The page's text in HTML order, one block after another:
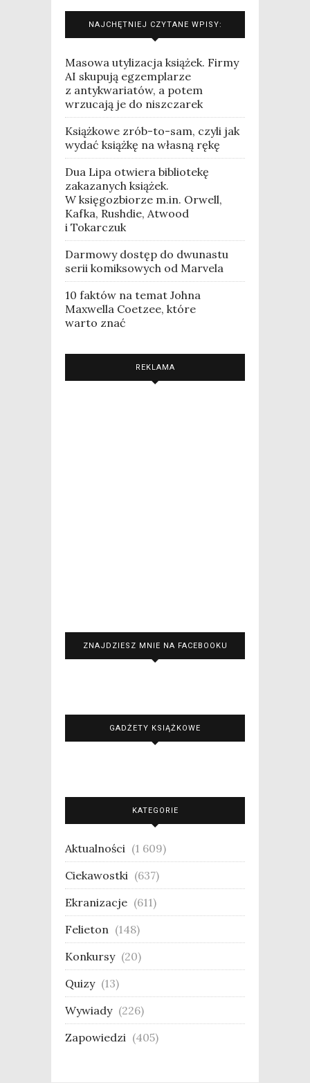
NAJCHĘTNIEJ CZYTANE WPISY:
Masowa utylizacja książek. Firmy
AI skupują egzemplarze
z antykwariatów, a potem
wrzucają je do niszczarek
Książkowe zrób-to-sam, czyli jak
wydać książkę na własną rękę
Dua Lipa otwiera bibliotekę
zakazanych książek.
W księgozbiorze m.in. Orwell,
Kafka, Rushdie, Atwood
i Tokarczuk
Darmowy dostęp do dwunastu
serii komiksowych od Marvela
10 faktów na temat Johna
Maxwella Coetzee, które
warto znać
REKLAMA
ZNAJDZIESZ MNIE NA FACEBOOKU
GADŻETY KSIĄŻKOWE
KATEGORIE
Aktualności (1 609)
Ciekawostki (637)
Ekranizacje (611)
Felieton (148)
Konkursy (20)
Quizy (13)
Wywiady (226)
Zapowiedzi (405)